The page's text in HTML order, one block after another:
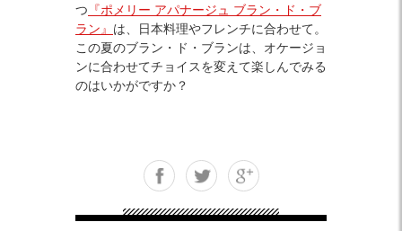
つ 『ポメリー アパナージュ ブラン・ド・ブ
ラン』 は、日本料理やフレンチに合わせて。
この夏のブラン・ド・ブランは、オケージョ
ンに合わせてチョイスを変えて楽しんでみる
のはいかがですか？